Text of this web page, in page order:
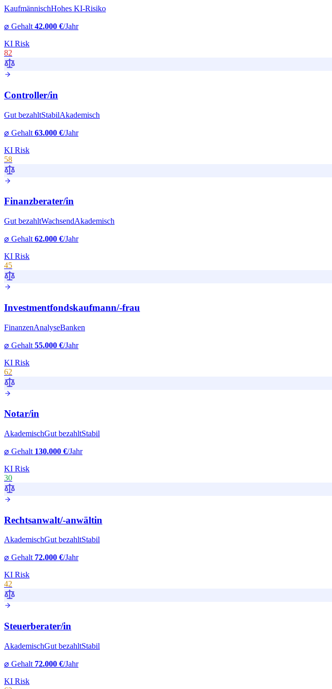
KaufmännischHohes KI-Risiko
⌀ Gehalt 42.000 €/Jahr
KI Risk
82
Controller/in
Gut bezahltStabilAkademisch
⌀ Gehalt 63.000 €/Jahr
KI Risk
58
Finanzberater/in
Gut bezahltWachsendAkademisch
⌀ Gehalt 62.000 €/Jahr
KI Risk
45
Investmentfondskaufmann/-frau
FinanzenAnalyseBanken
⌀ Gehalt 55.000 €/Jahr
KI Risk
62
Notar/in
AkademischGut bezahltStabil
⌀ Gehalt 130.000 €/Jahr
KI Risk
30
Rechtsanwalt/-anwältin
AkademischGut bezahltStabil
⌀ Gehalt 72.000 €/Jahr
KI Risk
42
Steuerberater/in
AkademischGut bezahltStabil
⌀ Gehalt 72.000 €/Jahr
KI Risk